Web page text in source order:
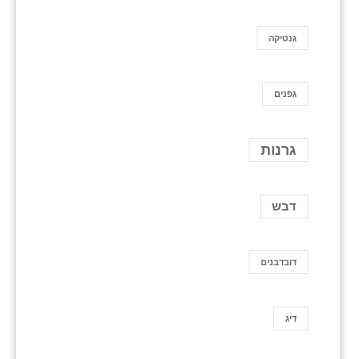
גנטיקה
גפנים
גרנות
דבש
דובדבנים
דיג